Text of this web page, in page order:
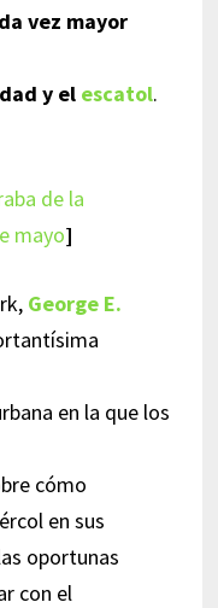
vez mayor
y el escatol.
de la
mayo]
George E.
en la que los
cómo
en sus
oportunas
con el